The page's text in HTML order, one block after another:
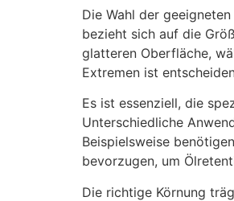
Die Wahl der
bezieht sich auf die
glatteren Oberfläche,
Extremen ist
Es ist essenziell, die
Unterschiedliche
Beispielsweise
bevorzugen, um
Die richtige Körnung